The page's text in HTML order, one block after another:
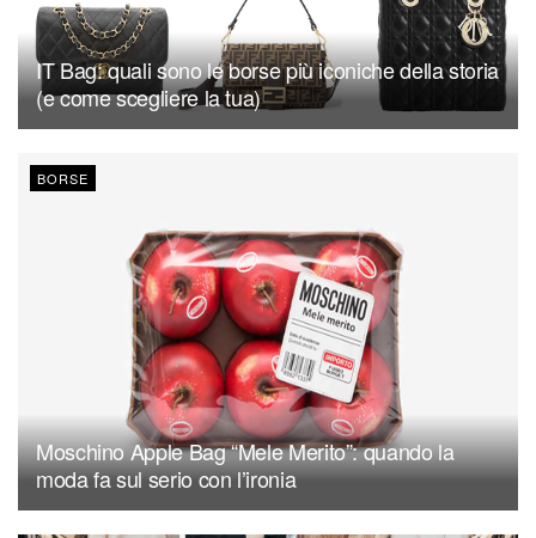
IT Bag: quali sono le borse più iconiche della storia
(e come scegliere la tua)
BORSE
Moschino Apple Bag “Mele Merito”: quando la
moda fa sul serio con l’ironia